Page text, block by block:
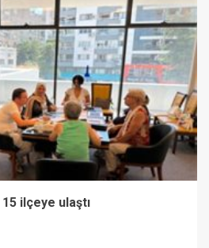
ilçeye ulaştı